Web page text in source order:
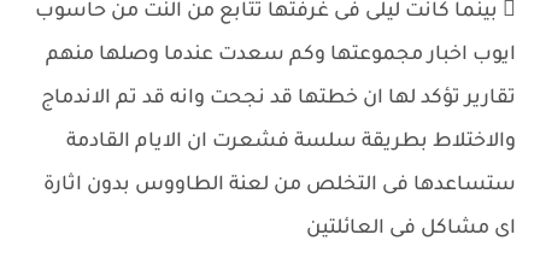
 بينما كانت ليلى فى غرفتها تتابع من النت من حاسوب
ايوب اخبار مجموعتها وكم سعدت عندما وصلها منهم
تقارير تؤكد لها ان خطتها قد نجحت وانه قد تم الاندماج
والاختلاط بطريقة سلسة فشعرت ان الايام القادمة
ستساعدها فى التخلص من لعنة الطاووس بدون اثارة
اى مشاكل فى العائلتين